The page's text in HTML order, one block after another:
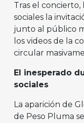
Tras el
sociales la
junto al público
los videos de la
circular
El inesperado
sociales
La aparición de
de Peso Pluma